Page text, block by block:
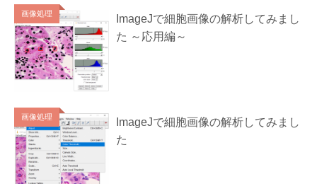
画像処理
ImageJで細胞画像の解析してみまし
た ～応用編～
画像処理
ImageJで細胞画像の解析してみまし
た